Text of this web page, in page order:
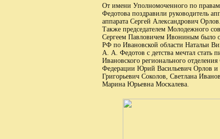
От имени Уполномоченного по
Федотова поздравили руководитель
аппарата Сергей Александрович
Также председателем Молодежного
Сергеем Павловичем Ивониным было
РФ по Ивановской области Натальи
А. А. Федотов с детства мечтал стать
Ивановского регионального
Федерации Юрий Васильевич Орлов и
Григорьевич Соколов, Светлана
Марина Юрьевна Москалева.